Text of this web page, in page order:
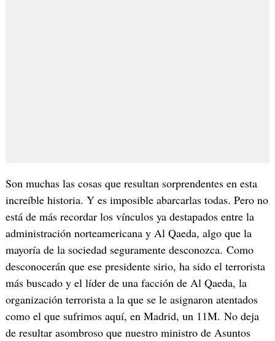
Son muchas las cosas que resultan sorprendentes en esta
increíble historia. Y es imposible abarcarlas todas. Pero no
está de más recordar los vínculos ya destapados entre la
administración norteamericana y Al Qaeda, algo que la
mayoría de la sociedad seguramente desconozca. Como
desconocerán que ese presidente sirio, ha sido el terrorista
más buscado y el líder de una facción de Al Qaeda, la
organización terrorista a la que se le asignaron atentados
como el que sufrimos aquí, en Madrid, un 11M. No deja
de resultar asombroso que nuestro ministro de Asuntos